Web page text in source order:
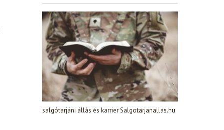
salgótarjáni állás és karrier Salgotarjanallas.hu